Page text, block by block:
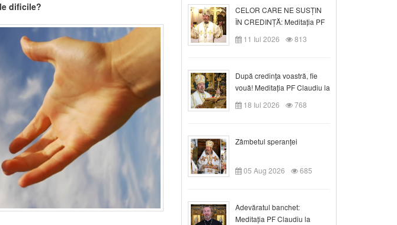
dificile?
CELOR CARE NE SUSȚIN
ÎN CREDINȚĂ: Meditația PF
Claudiu la Duminica a VI-a
după Rusalii
11 Iul 2026 813
După credinţa voastră, fie
vouă! Meditația PF Claudiu la
duminica a VII-a după Rusalii
18 Iul 2026 768
Zâmbetul speranței
05 Aug 2026 685
Adevăratul banchet:
Meditația PF Claudiu la